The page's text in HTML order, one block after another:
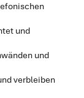
und
und
verbleiben